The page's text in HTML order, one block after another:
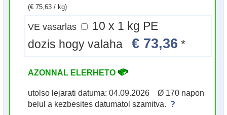
(€ 75,63 / kg)
VE vasarlas
10 x 1 kg PE
dozis hogy valaha€ 73,36 *
AZONNAL ELERHETO
utolso lejarati datuma: 04.09.2026 Ø 170 napon
belul a kezbesites datumatol szamitva. ?